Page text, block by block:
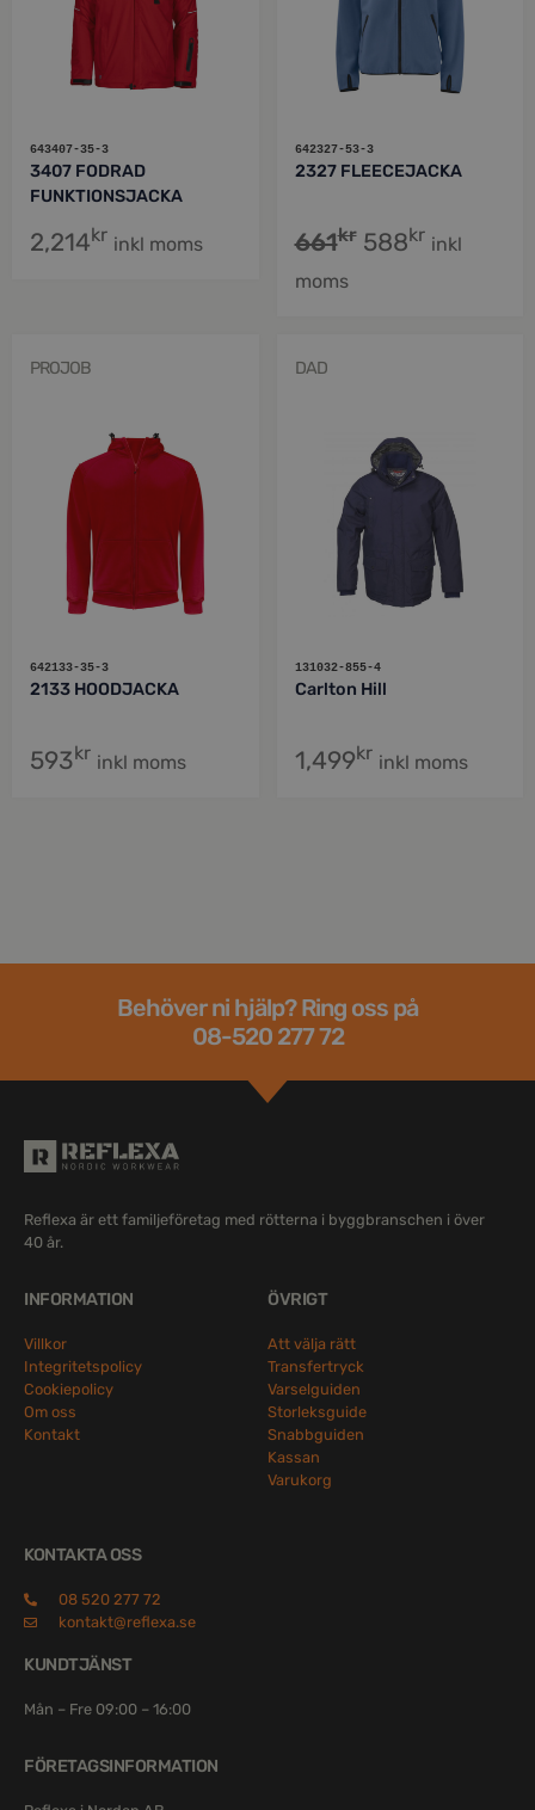
643407-35-3
3407 FODRAD
FUNKTIONSJACKA
2,214kr inkl moms
642327-53-3
2327 FLEECEJACKA
661kr 588kr inkl
moms
PROJOB
642133-35-3
2133 HOODJACKA
593kr inkl moms
DAD
131032-855-4
Carlton Hill
1,499kr inkl moms
Behöver ni hjälp? Ring oss på
08-520 277 72
Reflexa är ett familjeföretag med rötterna i byggbranschen i över
40 år.
INFORMATION
Villkor
Integritetspolicy
Cookiepolicy
Om oss
Kontakt
ÖVRIGT
Att välja rätt
Transfertryck
Varselguiden
Storleksguide
Snabbguiden
Kassan
Varukorg
KONTAKTA OSS
08 520 277 72
kontakt@reflexa.se
KUNDTJÄNST
Mån – Fre 09:00 – 16:00
FÖRETAGSINFORMATION